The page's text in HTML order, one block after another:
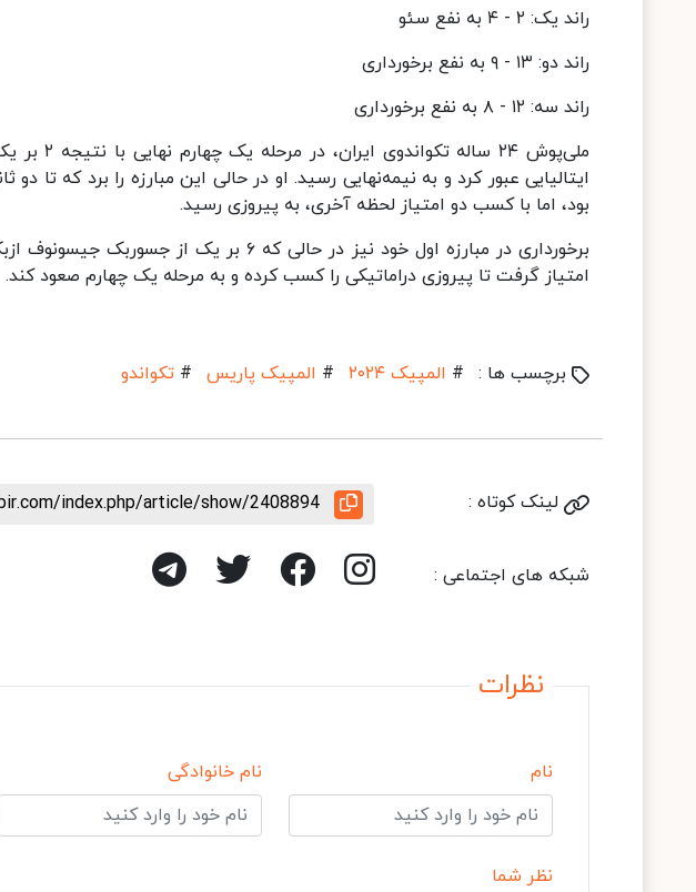
راند یک: ۲ - ۴ به نفع سئو
راند دو: ۱۳ - ۹ به نفع برخورداری
راند سه: ۱۲ - ۸ به نفع برخورداری
ملی‌پوش ۲۴
ایتالیایی عبور کرد و به نیمه‌نهایی رسید. او در حالی این مبارزه را برد که تا
بود، اما با کسب دو امتیاز لحظه آخری، به پیروزی رسید.
امتیاز گرفت تا پیروزی دراماتیکی را کسب کرده و به مرحله یک چهارم صعود کند.
برچسب ها : # المپیک ۲۰۲۴ # المپیک پاریس # تکواندو
لینک کوتاه : index.php/article/show/2408894
شبکه های اجتماعی :
نظرات
نام نام خانوادگی
نظر شما